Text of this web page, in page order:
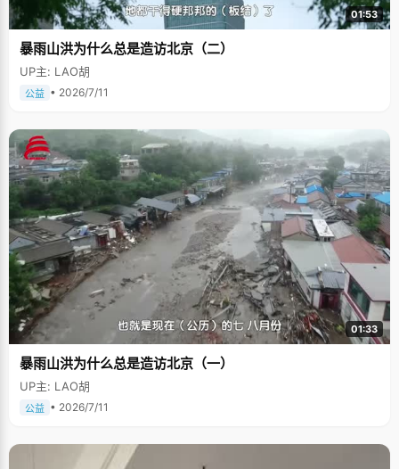
01:53
暴雨山洪为什么总是造访北京（二）
UP主: LAO胡
公益 • 2026/7/11
01:33
暴雨山洪为什么总是造访北京（一）
UP主: LAO胡
公益 • 2026/7/11